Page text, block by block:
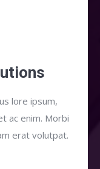
lore ipsum,
ac enim. Morbi
erat volutpat.